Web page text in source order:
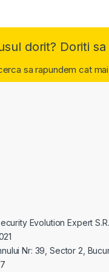
dorit? Doriti
sa rapundem cat
Evolution Expert
Nr: 39, Sector 2,